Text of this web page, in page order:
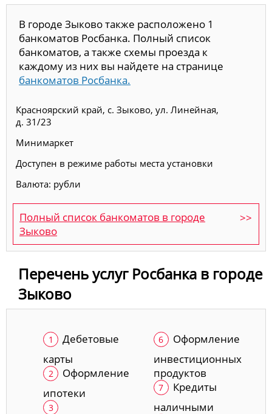
В городе Зыково также расположено 1
банкоматов Росбанка. Полный список
банкоматов, а также схемы проезда к
каждому из них вы найдете на странице
банкоматов Росбанка.
Красноярский край, с. Зыково, ул. Линейная,
д. 31/23
Минимаркет
Доступен в режиме работы места установки
Валюта: рубли
Полный список банкоматов в городе
Зыково
Перечень услуг Росбанка в городе
Зыково
Дебетовые
карты
Оформление
ипотеки
Оформление
инвестиционных
продуктов
Кредиты
наличными